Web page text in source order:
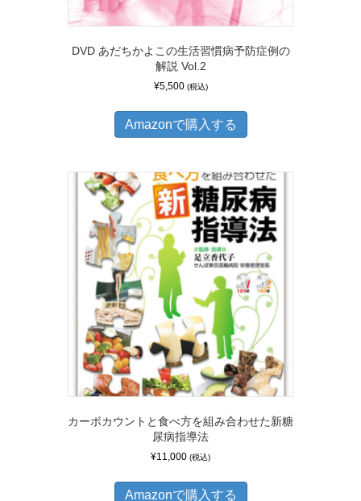
DVD あだちかよこの生活習慣病予防症例の
解説 Vol.2
¥5,500 (税込)
Amazonで購入する
カーボカウントと食べ方を組み合わせた新糖
尿病指導法
¥11,000 (税込)
Amazonで購入する